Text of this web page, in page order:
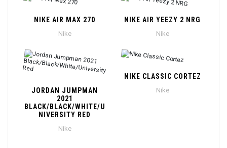
NIKE AIR MAX 270
Nike
NIKE AIR YEEZY 2 NRG
Nike
JORDAN JUMPMAN
2021
BLACK/BLACK/WHITE/U
NIVERSITY RED
Nike
NIKE CLASSIC CORTEZ
Nike